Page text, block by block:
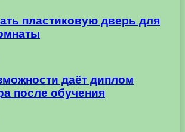
пластиковую дверь для
даёт диплом
после обучения